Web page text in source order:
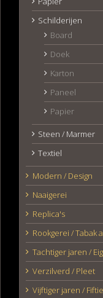
Schilderijen
Board
Doek
Karton
Paneel
Papier
Steen / Marmer
Textiel
Modern / Design
Naaigerei
Replica's
Rookgerei / Tabak
Tachtiger jaren /
Verzilverd / Pleet
Vijftiger jaren /